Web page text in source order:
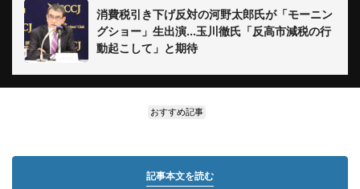
消費税引き下げ反対の河野太郎氏が「モーニン
グショー」生出演...玉川徹氏「反高市減税の行
動起こして」と期待
おすすめ記事
記事本文を読む